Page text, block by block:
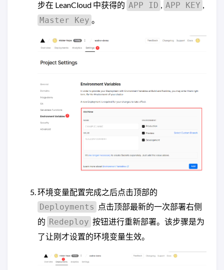
步在 LeanCloud 中获得的 APP ID APP KEY
Master Key 。
环境变量配置完成之后点击顶部的
Deployments 点击顶部最新的一次部署右侧
的 Redeploy 按钮进行重新部署。该步骤是为
了让刚才设置的环境变量生效。